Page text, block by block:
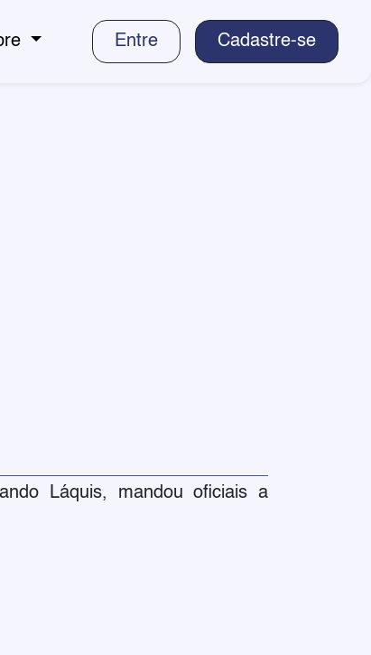
Entre Cadastre-se
Láquis, mandou oficiais a